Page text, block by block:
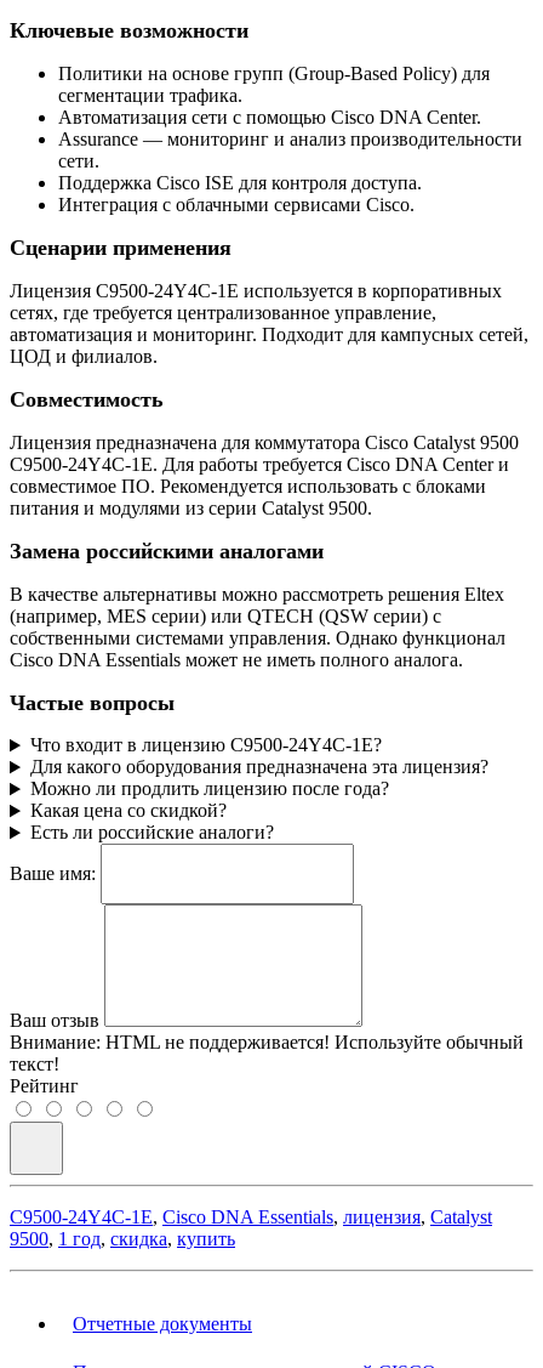
Ключевые возможности
Политики на основе групп (Group-Based Policy) для
сегментации трафика.
Автоматизация сети с помощью Cisco DNA Center.
Assurance — мониторинг и анализ производительности
сети.
Поддержка Cisco ISE для контроля доступа.
Интеграция с облачными сервисами Cisco.
Сценарии применения
Лицензия C9500-24Y4C-1E используется в корпоративных
сетях, где требуется централизованное управление,
автоматизация и мониторинг. Подходит для кампусных сетей,
ЦОД и филиалов.
Совместимость
Лицензия предназначена для коммутатора Cisco Catalyst 9500
C9500-24Y4C-1E. Для работы требуется Cisco DNA Center и
совместимое ПО. Рекомендуется использовать с блоками
питания и модулями из серии Catalyst 9500.
Замена российскими аналогами
В качестве альтернативы можно рассмотреть решения Eltex
(например, MES серии) или QTECH (QSW серии) с
собственными системами управления. Однако функционал
Cisco DNA Essentials может не иметь полного аналога.
Частые вопросы
Что входит в лицензию C9500-24Y4C-1E?
Для какого оборудования предназначена эта лицензия?
Можно ли продлить лицензию после года?
Какая цена со скидкой?
Есть ли российские аналоги?
Ваше имя:
Ваш отзыв
Внимание: HTML не поддерживается! Используйте обычный
текст!
Рейтинг
C9500-24Y4C-1E, Cisco DNA Essentials, лицензия, Catalyst
9500, 1 год, скидка, купить
Отчетные документы